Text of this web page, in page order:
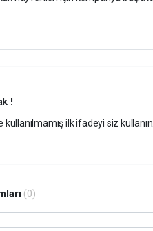
!
ilk ifadeyi siz kullanın.
(0)